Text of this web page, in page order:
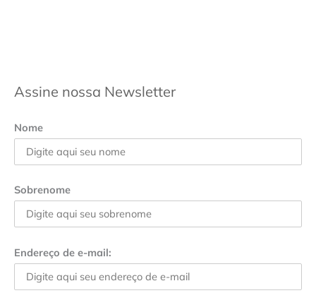
Assine nossa Newsletter
Nome
Sobrenome
Endereço de e-mail: